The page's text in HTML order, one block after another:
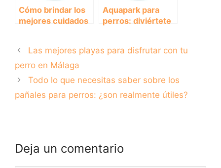
Cómo brindar los
mejores cuidados
Aquapark para
perros: diviértete
Las mejores playas para disfrutar con tu
perro en Málaga
Todo lo que necesitas saber sobre los
pañales para perros: ¿son realmente útiles?
Deja un comentario